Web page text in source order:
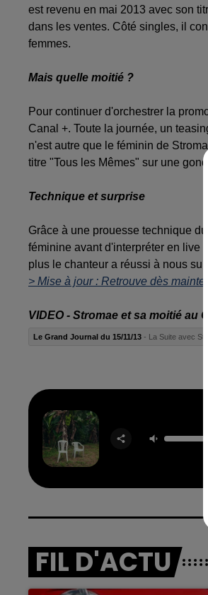
est revenu en mai 2013 avec son
dans les ventes. Côté singles, il
femmes.
Mais quelle moitié ?
Pour continuer d'orchestrer la
Canal +. Toute la journée, un
n'est autre que le féminin de
titre "Tous les Mêmes" sur une
Technique et surprise
Grâce à une prouesse technique
féminine avant d'interpréter en live
plus le chanteur a réussi à nous
> Mise à jour : Retrouve dès
VIDEO - Stromae et sa moitié au
Le Grand Journal du 15/11/13 - La Suite avec
FIL D'ACTU